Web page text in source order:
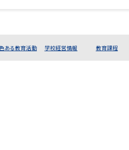
ある教育活動 学校経営情報 教育課程